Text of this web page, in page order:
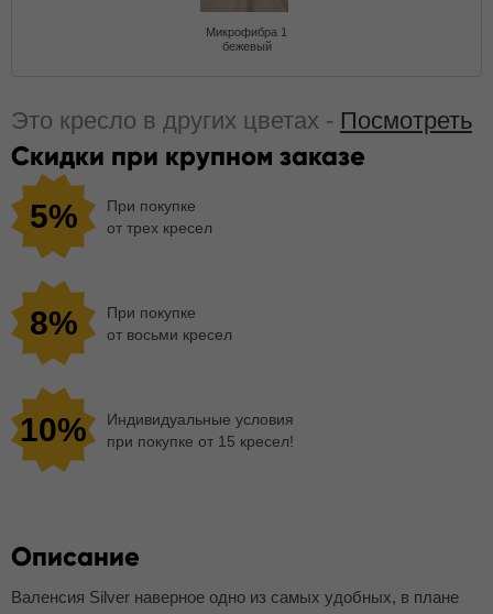
Микрофибра 1
бежевый
Это кресло в других цветах - Посмотреть
Скидки при крупном заказе
5%
При покупке
от трех кресел
8%
При покупке
от восьми кресел
10%
Индивидуальные условия
при покупке от 15 кресел!
Описание
Валенсия Silver наверное одно из самых удобных, в плане